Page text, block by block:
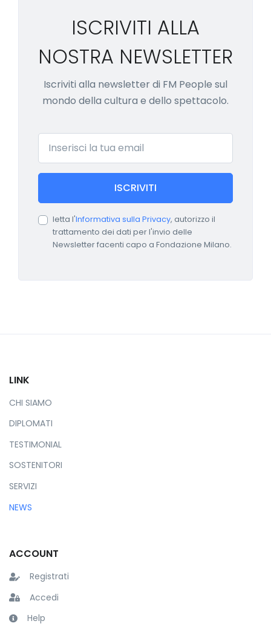
ISCRIVITI ALLA
NOSTRA NEWSLETTER
Iscriviti alla newsletter di FM People sul
mondo della cultura e dello spettacolo.
Email
ISCRIVITI
letta l'Informativa sulla Privacy, autorizzo il
trattamento dei dati per l'invio delle
Newsletter facenti capo a Fondazione Milano.
LINK
CHI SIAMO
DIPLOMATI
TESTIMONIAL
SOSTENITORI
SERVIZI
NEWS
ACCOUNT
Registrati
Accedi
Help